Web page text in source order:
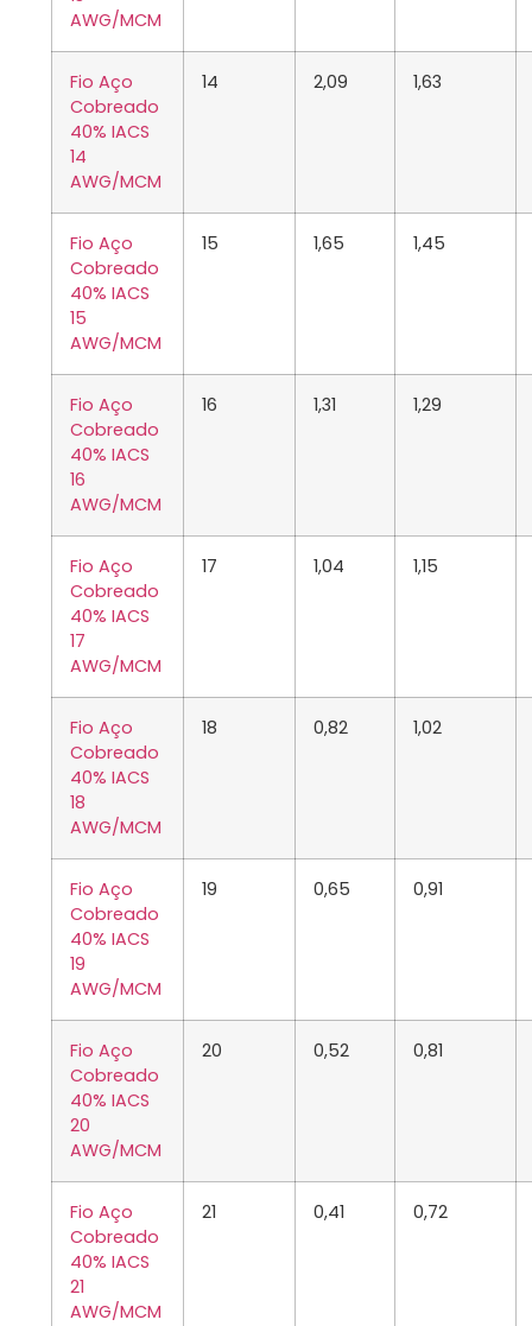
AWG/MCM
Fio Aço
Cobreado
40% IACS
14
AWG/MCM
14 2,09 1,63
Fio Aço
Cobreado
40% IACS
15
AWG/MCM
15 1,65 1,45
Fio Aço
Cobreado
40% IACS
16
AWG/MCM
16 1,31 1,29
Fio Aço
Cobreado
40% IACS
17
AWG/MCM
17 1,04 1,15
Fio Aço
Cobreado
40% IACS
18
AWG/MCM
18 0,82 1,02
Fio Aço
Cobreado
40% IACS
19
AWG/MCM
19 0,65 0,91
Fio Aço
Cobreado
40% IACS
20
AWG/MCM
20 0,52 0,81
Fio Aço
Cobreado
40% IACS
21
AWG/MCM
21 0,41 0,72